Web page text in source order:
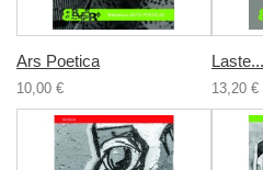
Ars Poetica
10,00 €
Laste...
13,20 €